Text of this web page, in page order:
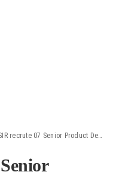
recrute 07 Senior Product Designer